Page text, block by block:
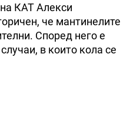
КАТ Алекси
че мантинелите
Според него е
в които кола се